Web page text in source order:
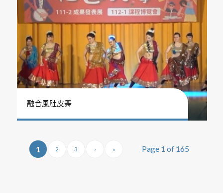
融合風肚皮舞
Page 1 of 165
1 2 3 › »